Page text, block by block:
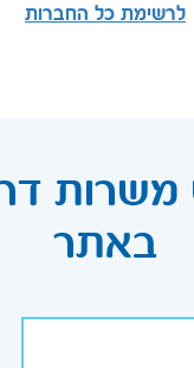
לרשימת כל החברות
משרות
באתר